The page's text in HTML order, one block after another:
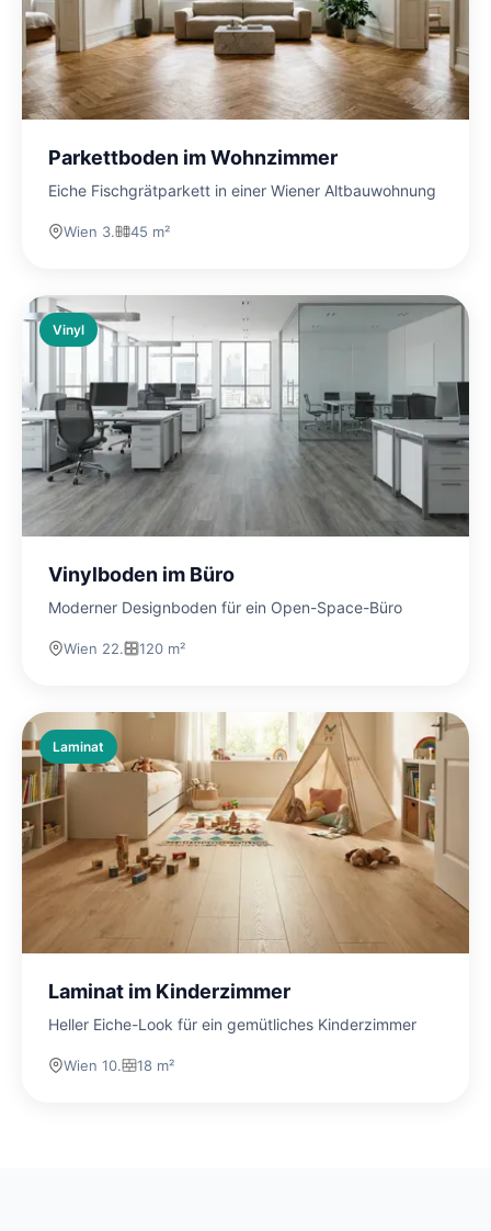
Parkettboden im Wohnzimmer
Eiche Fischgrätparkett in einer Wiener Altbauwohnung
Wien 3. 45 m²
Vinyl
Vinylboden im Büro
Moderner Designboden für ein Open-Space-Büro
Wien 22. 120 m²
Laminat
Laminat im Kinderzimmer
Heller Eiche-Look für ein gemütliches Kinderzimmer
Wien 10. 18 m²